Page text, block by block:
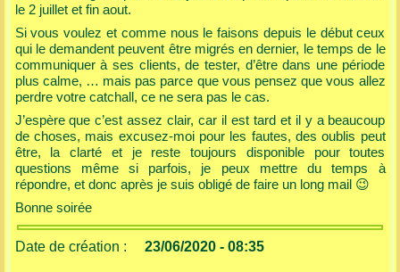
le 2 juillet et fin aout.
Si vous voulez et comme nous le faisons depuis le début ceux
qui le demandent peuvent être migrés en dernier, le temps de le
communiquer à ses clients, de tester, d’être dans une période
plus calme, … mais pas parce que vous pensez que vous allez
perdre votre catchall, ce ne sera pas le cas.
J’espère que c’est assez clair, car il est tard et il y a beaucoup
de choses, mais excusez-moi pour les fautes, des oublis peut
être, la clarté et je reste toujours disponible pour toutes
questions même si parfois, je peux mettre du temps à
répondre, et donc après je suis obligé de faire un long mail 😉
Bonne soirée
Date de création : 23/06/2020 - 08:35